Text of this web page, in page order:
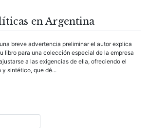
en Argentina
breve advertencia preliminar el autor explica
libro para una colección especial de la empresa
a las exigencias de ella, ofreciendo el
sintético, que dé...